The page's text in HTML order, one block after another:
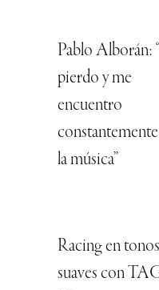
Pablo Alborán:
pierdo y me
encuentro
la música”
Racing en tonos
suaves con